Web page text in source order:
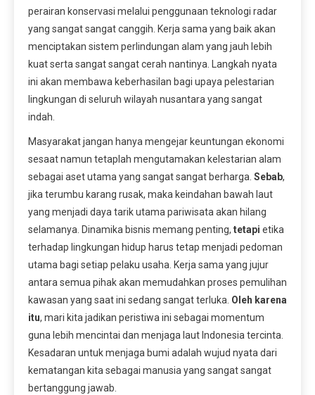
perairan konservasi melalui penggunaan teknologi radar
yang sangat sangat canggih. Kerja sama yang baik akan
menciptakan sistem perlindungan alam yang jauh lebih
kuat serta sangat sangat cerah nantinya. Langkah nyata
ini akan membawa keberhasilan bagi upaya pelestarian
lingkungan di seluruh wilayah nusantara yang sangat
indah.
Masyarakat jangan hanya mengejar keuntungan ekonomi
sesaat namun tetaplah mengutamakan kelestarian alam
sebagai aset utama yang sangat sangat berharga. Sebab,
jika terumbu karang rusak, maka keindahan bawah laut
yang menjadi daya tarik utama pariwisata akan hilang
selamanya. Dinamika bisnis memang penting, tetapi etika
terhadap lingkungan hidup harus tetap menjadi pedoman
utama bagi setiap pelaku usaha. Kerja sama yang jujur
antara semua pihak akan memudahkan proses pemulihan
kawasan yang saat ini sedang sangat terluka. Oleh karena
itu, mari kita jadikan peristiwa ini sebagai momentum
guna lebih mencintai dan menjaga laut Indonesia tercinta.
Kesadaran untuk menjaga bumi adalah wujud nyata dari
kematangan kita sebagai manusia yang sangat sangat
bertanggung jawab.